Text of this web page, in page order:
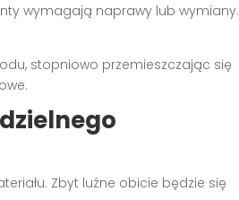
wymagają naprawy lub wymiany.
stopniowo przemieszczając się
Zbyt luźne obicie będzie się